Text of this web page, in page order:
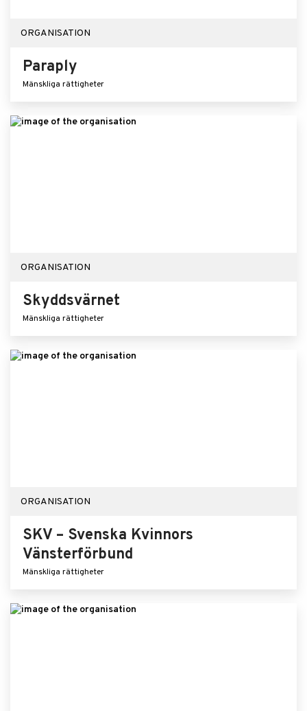
ORGANISATION
Paraply
Mänskliga rättigheter
ORGANISATION
Skyddsvärnet
Mänskliga rättigheter
ORGANISATION
SKV – Svenska Kvinnors
Vänsterförbund
Mänskliga rättigheter